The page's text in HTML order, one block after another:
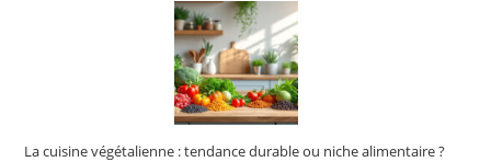
La cuisine végétalienne : tendance durable ou niche alimentaire ?